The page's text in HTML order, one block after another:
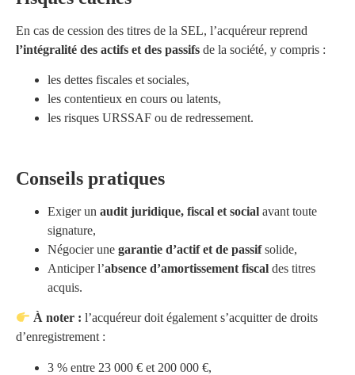
En cas de cession des titres de la SEL, l’acquéreur reprend
l’intégralité des actifs et des passifs de la société, y compris :
les dettes fiscales et sociales,
les contentieux en cours ou latents,
les risques URSSAF ou de redressement.
Conseils pratiques
Exiger un audit juridique, fiscal et social avant toute
signature,
Négocier une garantie d’actif et de passifsolide,
Anticiper l’absence d’amortissement fiscal des titres
acquis.
À noter : l’acquéreur doit également s’acquitter de droits
d’enregistrement :
3 % entre 23 000 € et 200 000 €,